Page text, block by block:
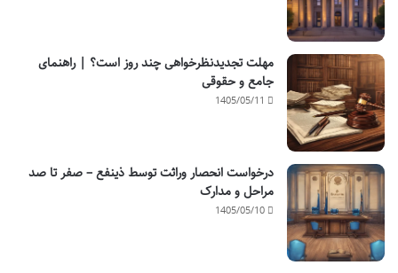
مهلت تجدیدنظرخواهی چند روز است؟ | راهنمای
جامع و حقوقی
1405/05/11
درخواست انحصار وراثت توسط ذینفع – صفر تا صد
مراحل و مدارک
1405/05/10